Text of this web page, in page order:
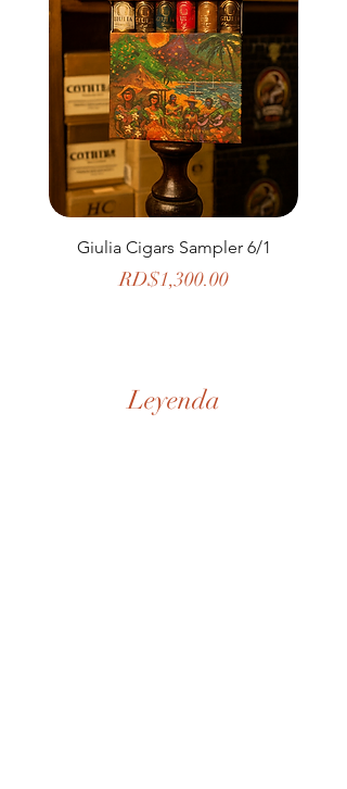
Giulia Cigars Sampler 6/1
Price
RD$1,300.00
Leyenda